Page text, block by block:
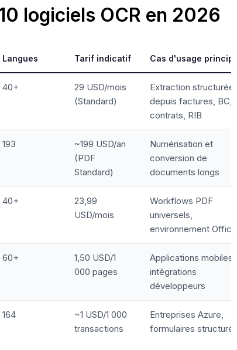
logiciels OCR en 2026
Langues Tarif indicatif Cas d'usage principal
40+
29 USD/mois
(Standard)
Extraction structurée
depuis factures, BC,
contrats, RIB
193
~199 USD/an
(PDF
Standard)
Numérisation et
conversion de
documents longs
40+
23,99
USD/mois
Workflows PDF
universels,
environnement Office
60+
1,50 USD/1
000 pages
Applications mobiles,
intégrations
développeurs
164
~1 USD/1 000
transactions
Entreprises Azure,
formulaires structurés